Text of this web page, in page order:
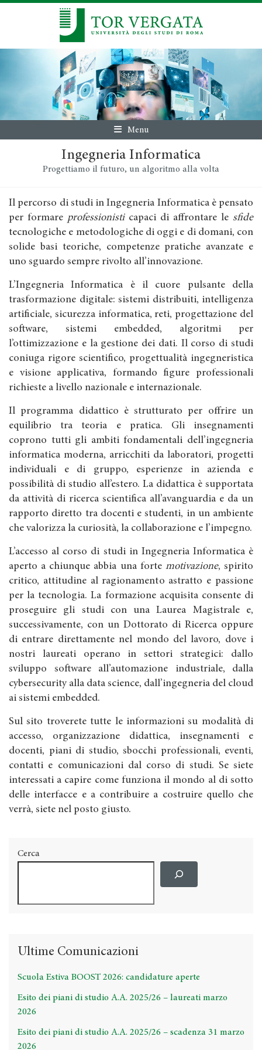
Menu
Ingegneria Informatica
Progettiamo il futuro, un algoritmo alla volta
Il percorso di studi in Ingegneria Informatica è pensato
per formare professionisticapaci di affrontare le sfide
tecnologiche e metodologiche di oggi e di domani, con
solide basi teoriche, competenze pratiche avanzate e
uno sguardo sempre rivolto all’innovazione.
L’Ingegneria Informatica è il cuore pulsante della
trasformazione digitale: sistemi distribuiti, intelligenza
artificiale, sicurezza informatica, reti, progettazione del
software, sistemi embedded, algoritmi per
l’ottimizzazione e la gestione dei dati. Il corso di studi
coniuga rigore scientifico, progettualità ingegneristica
e visione applicativa, formando figure professionali
richieste a livello nazionale e internazionale.
Il programma didattico è strutturato per offrire un
equilibrio tra teoria e pratica. Gli insegnamenti
coprono tutti gli ambiti fondamentali dell’ingegneria
informatica moderna, arricchiti da laboratori, progetti
individuali e di gruppo, esperienze in azienda e
possibilità di studio all’estero. La didattica è supportata
da attività di ricerca scientifica all’avanguardia e da un
rapporto diretto tra docenti e studenti, in un ambiente
che valorizza la curiosità, la collaborazione e l’impegno.
L’accesso al corso di studi in Ingegneria Informatica è
aperto a chiunque abbia una forte motivazione, spirito
critico, attitudine al ragionamento astratto e passione
per la tecnologia. La formazione acquisita consente di
proseguire gli studi con una Laurea Magistrale e,
successivamente, con un Dottorato di Ricerca oppure
di entrare direttamente nel mondo del lavoro, dove i
nostri laureati operano in settori strategici: dallo
sviluppo software all’automazione industriale, dalla
cybersecurity alla data science, dall’ingegneria del cloud
ai sistemi embedded.
Sul sito troverete tutte le informazioni su modalità di
accesso, organizzazione didattica, insegnamenti e
docenti, piani di studio, sbocchi professionali, eventi,
contatti e comunicazioni dal corso di studi. Se siete
interessati a capire come funziona il mondo al di sotto
delle interfacce e a contribuire a costruire quello che
verrà, siete nel posto giusto.
Cerca
Ultime Comunicazioni
Scuola Estiva BOOST 2026: candidature aperte
Esito dei piani di studio A.A. 2025/26 – laureati marzo
2026
Esito dei piani di studio A.A. 2025/26 – scadenza 31 marzo
2026